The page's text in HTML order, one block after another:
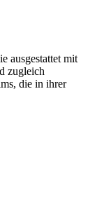
ausgestattet mit
zugleich
die in ihrer